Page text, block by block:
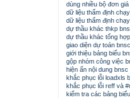
dùng nhiều bộ đơn
dữ liệu thẩm định
dữ liệu thẩm định
dự thầu khác thkp
dự thầu khác tổng
giao diện dự toán bnsc
giới thiệu bảng biểu
gộp nhóm công việc
hiện ẩn nội dung bnsc
khắc phục lỗi loadxls
khắc phục lỗi reff và
kiểm tra các bảng